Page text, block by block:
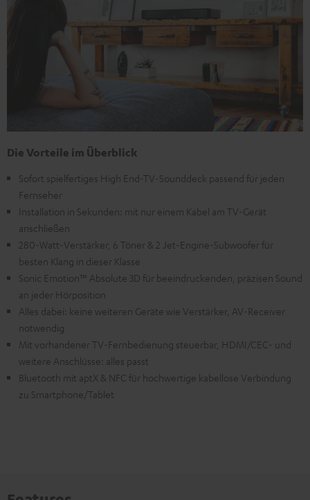
Die Vorteile im Überblick
Sofort spielfertiges High End-TV-Sounddeck passend für jeden
Fernseher
Installation in Sekunden: mit nur einem Kabel am TV-Gerät
anschließen
280-Watt-Verstärker, 6 Töner & 2 Jet-Engine-Subwoofer für
besten Klang in dieser Klasse
Sonic Emotion™ Absolute 3D für beeindruckenden, präzisen Sound
an jeder Hörposition
Alles dabei: keine weiteren Geräte wie Verstärker, AV-Receiver
notwendig
Mit vorhandener TV-Fernbedienung steuerbar, HDMI/CEC- und
weitere Anschlüsse: alles passt
Bluetooth mit aptX & NFC für hochwertige kabellose Verbindung
zu Smartphone/Tablet